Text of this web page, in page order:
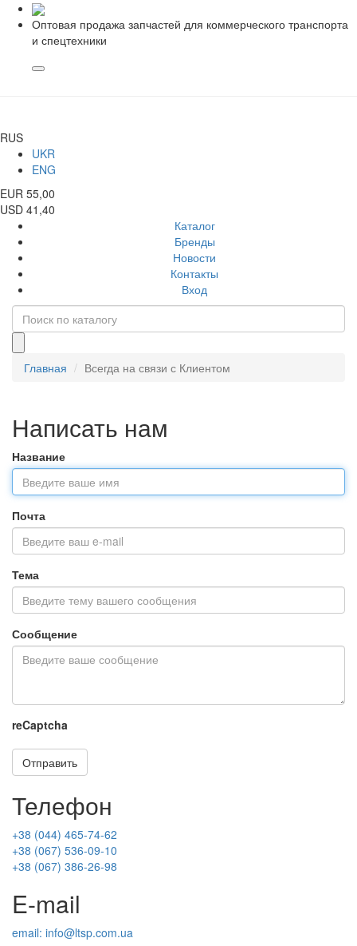
Оптовая продажа запчастей для коммерческого транспорта
и спецтехники
RUS
UKR
ENG
EUR 55,00
USD 41,40
Каталог
Бренды
Новости
Контакты
Вход
Главная Всегда на связи с Клиентом
Написать нам
Название
Почта
Тема
Сообщение
reCaptcha
Отправить
Телефон
+38 (044) 465-74-62
+38 (067) 536-09-10
+38 (067) 386-26-98
E-mail
email: info@ltsp.com.ua